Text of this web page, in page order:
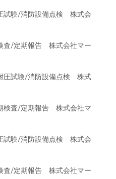
試験/消防設備点検 株式会
査/定期報告 株式会社マー
圧試験/消防設備点検 株式
検査/定期報告 株式会社マ
試験/消防設備点検 株式会
査/定期報告 株式会社マー